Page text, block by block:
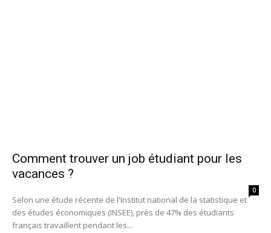
Comment trouver un job étudiant pour les
vacances ?
0
Selon une étude récente de l'Institut national de la statistique et
des études économiques (INSEE), près de 47% des étudiants
français travaillent pendant les...